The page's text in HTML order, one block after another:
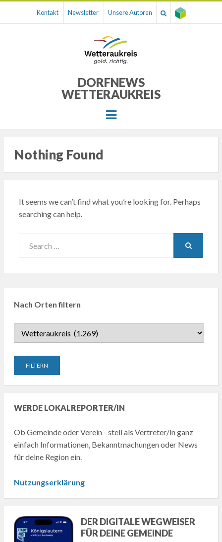
Kontakt Newsletter Unsere Autoren
DORFNEWS
WETTERAUKREIS
Menu
Nothing Found
It seems we can’t find what you’re looking for. Perhaps
searching can help.
for:
Nach Orten filtern
WERDE LOKALREPORTER/IN
Ob Gemeinde oder Verein - stell als Vertreter/in ganz
einfach Informationen, Bekanntmachungen oder News
für deine Region ein.
Nutzungserklärung
DER DIGITALE WEGWEISER
FÜR DEINE GEMEINDE